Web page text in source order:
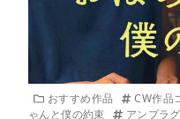
おすすめ作品 CW作品
ゃんと僕の約束
アンプラ